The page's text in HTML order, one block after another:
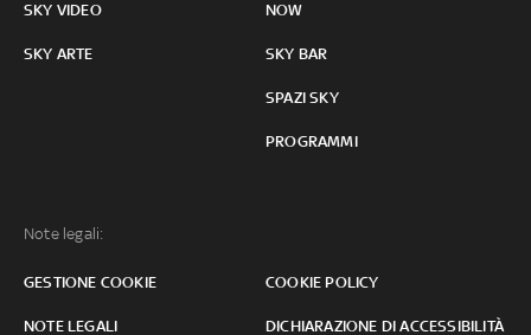
SKY VIDEO
SKY ARTE
NOW
SKY BAR
SPAZI SKY
PROGRAMMI
Note legali:
GESTIONE COOKIE COOKIE POLICY
NOTE LEGALI DICHIARAZIONE DI ACCESSIBILITÀ